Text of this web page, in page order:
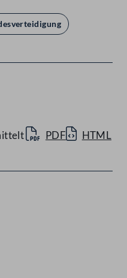
PDF HTML